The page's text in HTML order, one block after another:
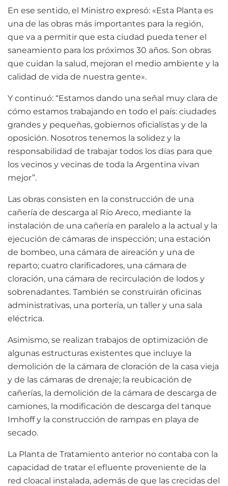
En ese sentido, el Ministro expresó: «Esta Planta es
una de las obras más importantes para la región,
que va a permitir que esta ciudad pueda tener el
saneamiento para los próximos 30 años. Son obras
que cuidan la salud, mejoran el medio ambiente y la
calidad de vida de nuestra gente».
Y continuó: “Estamos dando una señal muy clara de
cómo estamos trabajando en todo el país: ciudades
grandes y pequeñas, gobiernos oficialistas y de la
oposición. Nosotros tenemos la solidez y la
responsabilidad de trabajar todos los días para que
los vecinos y vecinas de toda la Argentina vivan
mejor”.
Las obras consisten en la construcción de una
cañería de descarga al Río Areco, mediante la
instalación de una cañería en paralelo a la actual y la
ejecución de cámaras de inspección; una estación
de bombeo, una cámara de aireación y una de
reparto; cuatro clarificadores, una cámara de
cloración, una cámara de recirculación de lodos y
sobrenadantes. También se construirán oficinas
administrativas, una portería, un taller y una sala
eléctrica.
Asimismo, se realizan trabajos de optimización de
algunas estructuras existentes que incluye la
demolición de la cámara de cloración de la casa vieja
y de las cámaras de drenaje; la reubicación de
cañerías, la demolición de la cámara de descarga de
camiones, la modificación de descarga del tanque
Imhoff y la construcción de rampas en playa de
secado.
La Planta de Tratamiento anterior no contaba con la
capacidad de tratar el efluente proveniente de la
red cloacal instalada, además de que las crecidas del